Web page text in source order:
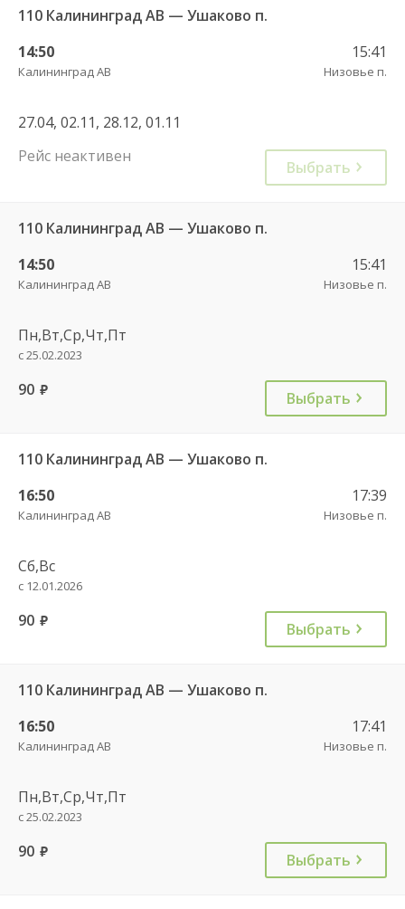
110 Калининград АВ — Ушаково п.
14:50
Калининград АВ
15:41
Низовье п.
27.04, 02.11, 28.12, 01.11
Рейс неактивен
Выбрать
110 Калининград АВ — Ушаково п.
14:50
Калининград АВ
15:41
Низовье п.
Пн,Вт,Ср,Чт,Пт
с 25.02.2023
90 руб. Выбрать
110 Калининград АВ — Ушаково п.
16:50
Калининград АВ
17:39
Низовье п.
Сб,Вс
с 12.01.2026
90 руб. Выбрать
110 Калининград АВ — Ушаково п.
16:50
Калининград АВ
17:41
Низовье п.
Пн,Вт,Ср,Чт,Пт
с 25.02.2023
90 руб. Выбрать